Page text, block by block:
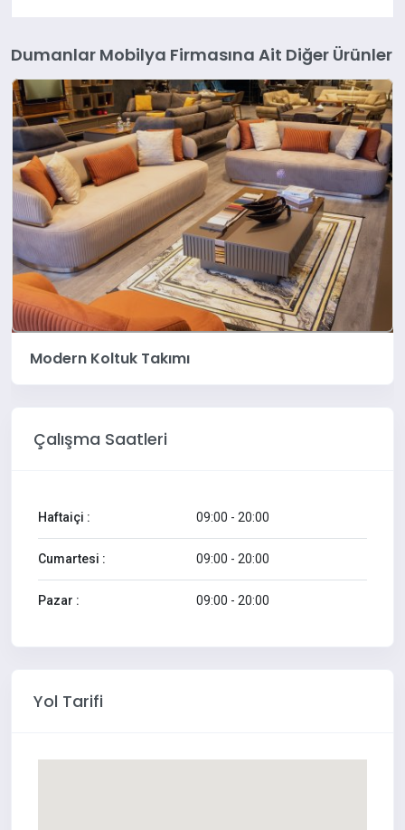
Dumanlar Mobilya Firmasına Ait Diğer Ürünler
Modern Koltuk Takımı
Çalışma Saatleri
Haftaiçi : 09:00 - 20:00
Cumartesi : 09:00 - 20:00
Pazar : 09:00 - 20:00
Yol Tarifi